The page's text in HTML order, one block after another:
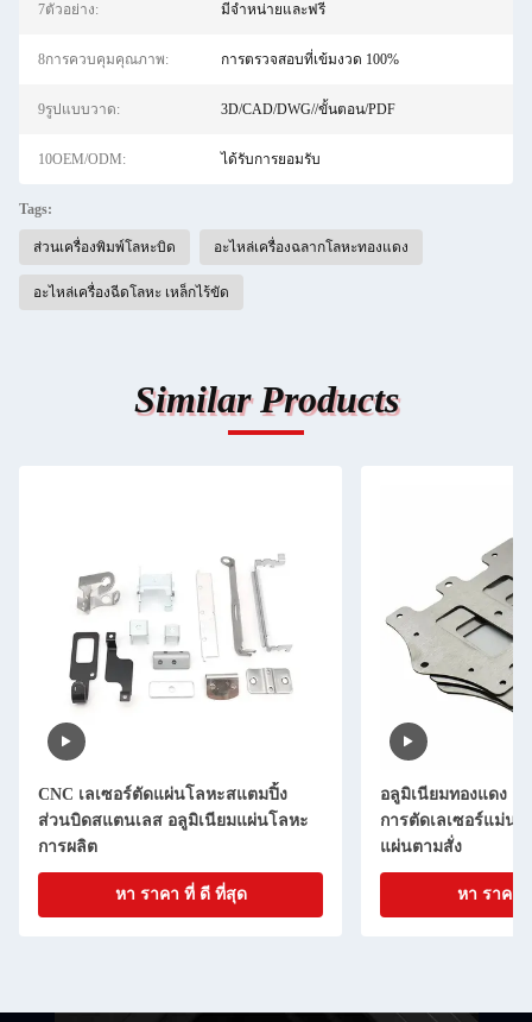
7ตัวอย่าง: มีจำหน่ายและฟรี
8การควบคุมคุณภาพ: การตรวจสอบที่เข้มงวด 100%
9รูปแบบวาด: 3D/CAD/DWG//ขั้นตอน/PDF
10OEM/ODM: ได้รับการยอมรับ
Tags:
ส่วนเครื่องพิมพ์โลหะบิด อะไหล่เครื่องฉลากโลหะทองแดง
อะไหล่เครื่องฉีดโลหะ เหล็กไร้ขัด
Similar Products
CNC เลเซอร์ตัดแผ่นโลหะสแตมปิ้ง
ส่วนบิดสแตนเลส อลูมิเนียมแผ่นโลหะ
การผลิต
หา ราคา ที่ ดี ที่สุด
อลูมิเนียมทองแดง อ
การตัดเลเซอร์แม่น
แผ่นตามสั่ง
หา ราคา